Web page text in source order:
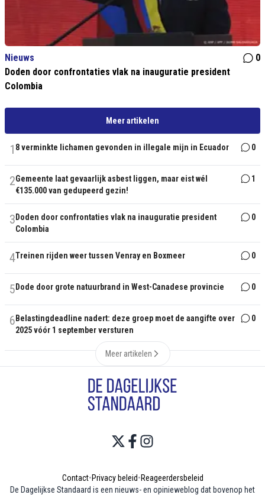
Nieuws
0
Doden door confrontaties vlak na inauguratie president
Colombia
Meer artikelen
1 8 verminkte lichamen gevonden in illegale mijn in Ecuador 0
2Gemeente laat gevaarlijk asbest liggen, maar eist wél
€135.000 van gedupeerd gezin!
1
3 Doden door confrontaties vlak na inauguratie president
Colombia
0
4Treinen rijden weer tussen Venray en Boxmeer 0
5 Dode door grote natuurbrand in West-Canadese provincie 0
6 Belastingdeadline nadert: deze groep moet de aangifte over
2025 vóór 1 september versturen
0
Meer artikelen
Contact•Privacy beleid•Reageerdersbeleid
De Dagelijkse Standaard is een nieuws- en opinieweblog dat bovenop het